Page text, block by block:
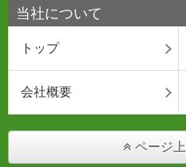
当社について
トップ
会社概要
ページ